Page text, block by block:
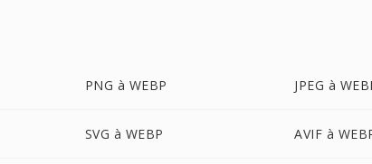
PNG à WEBP JPEG à
SVG à WEBP AVIF à